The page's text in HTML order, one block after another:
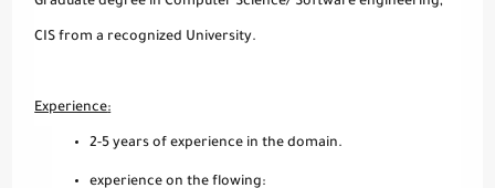
CIS from a recognized University.
Experience:
2-5 years of experience in the domain.
experience on the flowing: